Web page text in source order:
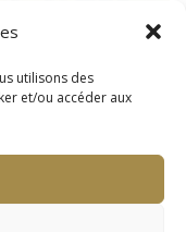
utilisons des
et/ou accéder aux